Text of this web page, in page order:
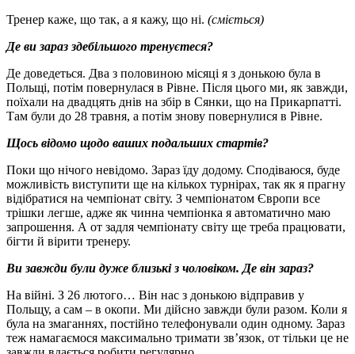
Тренер каже, що так, а я кажу, що ні. (сміється)
Де ви зараз здебільшого тренуєтеся?
Де доведеться. Два з половиною місяці я з донькою була в
Польщі, потім повернулася в Рівне. Після цього ми, як завжди,
поїхали на двадцять днів на збір в Сянки, що на Прикарпатті.
Там були до 28 травня, а потім знову повернулися в Рівне.
Щось відомо щодо ваших подальших стартів?
Поки що нічого невідомо. Зараз їду додому. Сподіваюся, буде
можливість виступити ще на кількох турнірах, так як я прагну
відібратися на чемпіонат світу. З чемпіонатом Європи все
трішки легше, адже як чинна чемпіонка я автоматично маю
запрошення. А от задля чемпіонату світу ще треба працювати,
бігти й вірити тренеру.
Ви завжди були дуже близькі з чоловіком. Де він зараз?
На війні. З 26 лютого… Він нас з донькою відправив у
Польщу, а сам – в окопи. Ми дійсно завжди були разом. Коли я
була на змаганнях, постійно телефонували один одному. Зараз
теж намагаємося максимально тримати зв’язок, от тільки це не